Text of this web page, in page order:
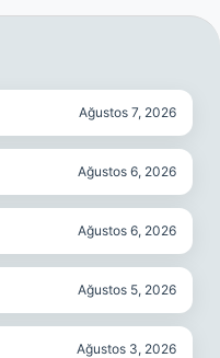
Ağustos 7, 2026
Ağustos 6, 2026
Ağustos 6, 2026
Ağustos 5, 2026
Ağustos 3, 2026